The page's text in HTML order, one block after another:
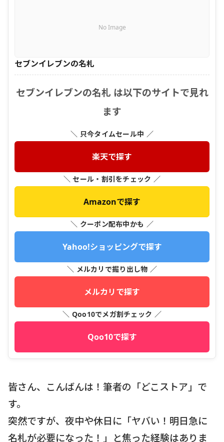
No Image
セブンイレブンの名札
セブンイレブンの名札 は以下のサイトで見れ
ます
＼ 只今タイムセール中 ／
楽天で探す
＼ セール・割引をチェック ／
Amazonで探す
＼ クーポン配布中かも ／
Yahoo!ショッピングで探す
＼ メルカリで掘り出し物 ／
メルカリで探す
＼ Qoo10でメガ割チェック ／
Qoo10で探す
皆さん、こんばんは！筆者の「どこストア」で
す。
突然ですが、夜中や休日に「ヤバい！明日急に
名札が必要になった！」と焦った経験はありま